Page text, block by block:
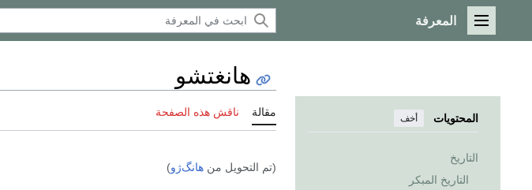
القائمة الرئيسية
المعرفة
المحتويات أخف
التاريخ
التاريخ المبكر
هانغتشو
مقالة ناقش هذه الصفحة
(تم التحويل من هانگ‌ژو)